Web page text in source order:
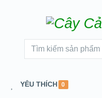
YÊU THÍCH 0